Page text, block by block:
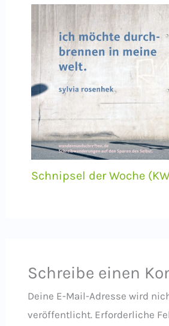
Schnipsel der Woche
Schreibe einen
Deine E-Mail-Adresse wird
veröffentlicht. Erforderliche